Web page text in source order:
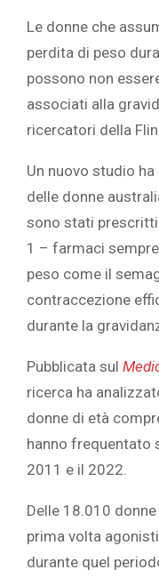
Le donne che
perdita di peso
possono non
associati alla
ricercatori della
Un nuovo studio
delle donne
sono stati
1 – farmaci
peso come il
contraccezione
durante la
Pubblicata sul
ricerca ha
donne di età
hanno frequentato
2011 e il 2022.
Delle 18.010
prima volta
durante quel